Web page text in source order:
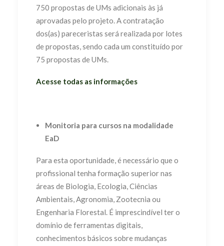
750 propostas de UMs adicionais às já
aprovadas pelo projeto. A contratação
dos(as) pareceristas será realizada por lotes
depropostas, sendo cada um constituído por
75 propostas de UMs.
Acesse todas as informações
Monitoria para cursos na modalidade
EaD
Para esta oportunidade, é necessário que o
profissional tenha formação superior nas
áreas de Biologia, Ecologia, Ciências
Ambientais, Agronomia, Zootecnia ou
Engenharia Florestal. É imprescindível ter o
domínio de ferramentas digitais,
conhecimentos básicos sobre mudanças